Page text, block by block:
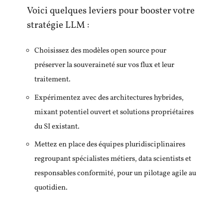
Voici quelques leviers pour booster votre
stratégie LLM :
Choisissez des modèles open source pour
préserver la souveraineté sur vos flux et leur
traitement.
Expérimentez avec des architectures hybrides,
mixant potentiel ouvert et solutions propriétaires
du SI existant.
Mettez en place des équipes pluridisciplinaires
regroupant spécialistes métiers, data scientists et
responsables conformité, pour un pilotage agile au
quotidien.